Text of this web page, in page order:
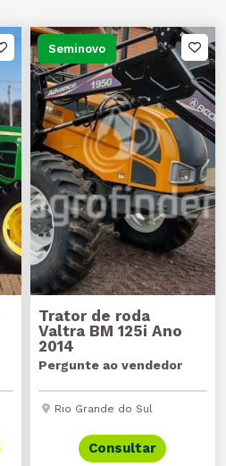
Seminovo
Trator de roda
Valtra BM 125i Ano
2014
Pergunte ao vendedor
Rio Grande do Sul
Consultar